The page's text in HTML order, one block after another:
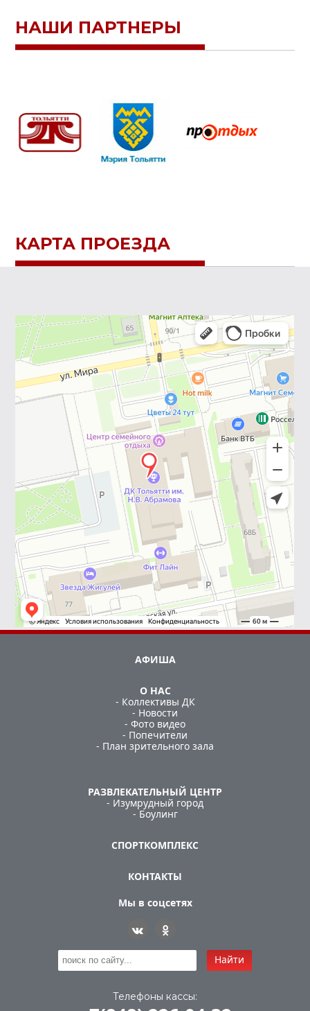
НАШИ ПАРТНЕРЫ
КАРТА ПРОЕЗДА
АФИША
О НАС
- Коллективы ДК
- Новости
- Фото видео
- Попечители
- План зрительного зала
РАЗВЛЕКАТЕЛЬНЫЙ ЦЕНТР
- Изумрудный город
- Боулинг
СПОРТКОМПЛЕКС
КОНТАКТЫ
Мы в соцсетях
Найти
Телефоны кассы: